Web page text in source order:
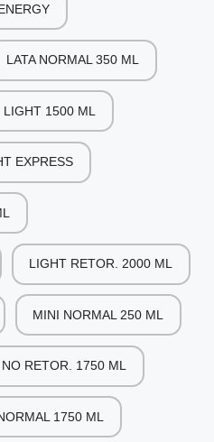
LATA NORMAL 350 ML
LIGHT 1500 ML
EXPRESS
LIGHT RETOR. 2000 ML
MINI NORMAL 250 ML
NO RETOR. 1750 ML
1750 ML